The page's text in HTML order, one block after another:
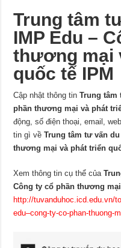
Trung tâm
IMP Edu –
thương mại
quốc tế IPM
Cập nhật thông tinTrung tâm
phần thương mại và phát
động, số điện thoại, email,
tin gì vềTrung tâm tư vấn
thương mại và phát triển
Xem thông tin cụ thể của
Công ty cổ phần thương
http://tuvanduhoc.icd.edu.vn/
edu–cong-ty-co-phan-thuong-